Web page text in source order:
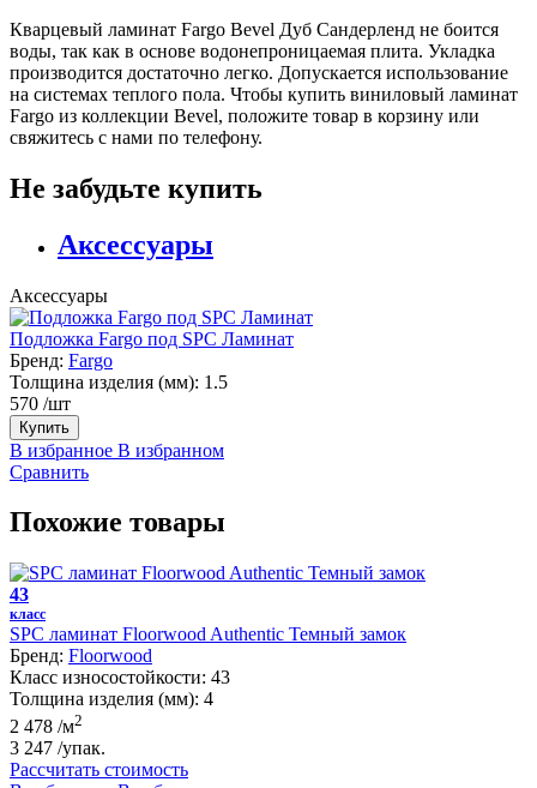
Кварцевый ламинат Fargo Bevel Дуб Сандерленд не боится
воды, так как в основе водонепроницаемая плита. Укладка
производится достаточно легко. Допускается использование
на системах теплого пола. Чтобы купить виниловый ламинат
Fargo из коллекции Bevel, положите товар в корзину или
свяжитесь с нами по телефону.
Не забудьте купить
Аксессуары
Аксессуары
Подложка Fargo под SPC Ламинат
Бренд: Fargo
Толщина изделия (мм): 1.5
570 /шт
Купить
В избранное В избранном
Сравнить
Похожие товары
43
класс
SPC ламинат Floorwood Authentic Темный замок
Бренд: Floorwood
Класс износостойкости: 43
Толщина изделия (мм): 4
2 478 /м2
3 247 /упак.
Рассчитать стоимость